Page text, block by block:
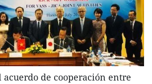
de cooperación entre